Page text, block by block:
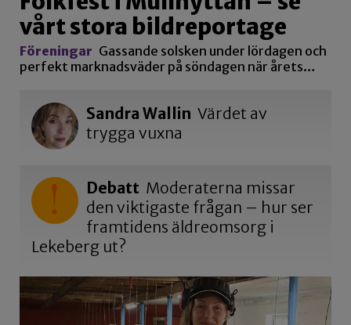
vårt stora bildreportage
Föreningar Gassande solsken under lördagen och
perfekt marknadsväder på söndagen när årets…
Sandra Wallin Värdet av
trygga vuxna
Debatt Moderaterna missar
den viktigaste frågan – hur ser
framtidens äldreomsorg i
Lekeberg ut?